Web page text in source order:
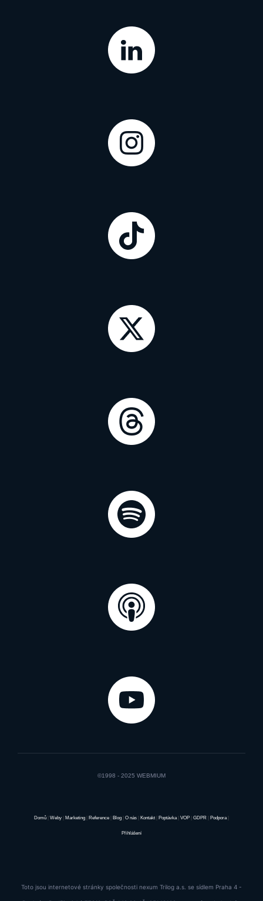
©1998 - 2025 WEBMIUM
Domů Weby Marketing Reference Blog O nás Kontakt Poptávka| VOP GDPR Podpora|
Přihlášení
Toto jsou internetové stránky společnosti nexum Trilog a.s. se sídlem Praha 4 -